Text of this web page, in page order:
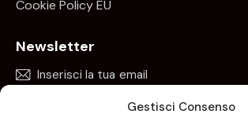
Gestisci Consenso
Cookie Policy EU
Newsletter
Acconsento all’uso dei miei dati